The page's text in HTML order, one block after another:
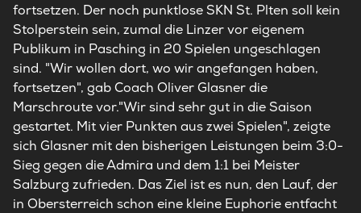
fortsetzen. Der noch punktlose SKN St. Plten soll kein
Stolperstein sein, zumal die Linzer vor eigenem
Publikum in Pasching in 20 Spielen ungeschlagen
sind. "Wir wollen dort, wo wir angefangen haben,
fortsetzen", gab Coach Oliver Glasner die
Marschroute vor."Wir sind sehr gut in die Saison
gestartet. Mit vier Punkten aus zwei Spielen", zeigte
sich Glasner mit den bisherigen Leistungen beim 3:0-
Sieg gegen die Admira und dem 1:1 bei Meister
Salzburg zufrieden. Das Ziel ist es nun, den Lauf, der
in Obersterreich schon eine kleine Euphorie entfacht